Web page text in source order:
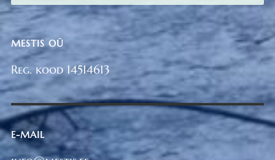
MESTIS OÜ
Reg. kood 14514613
E-MAIL